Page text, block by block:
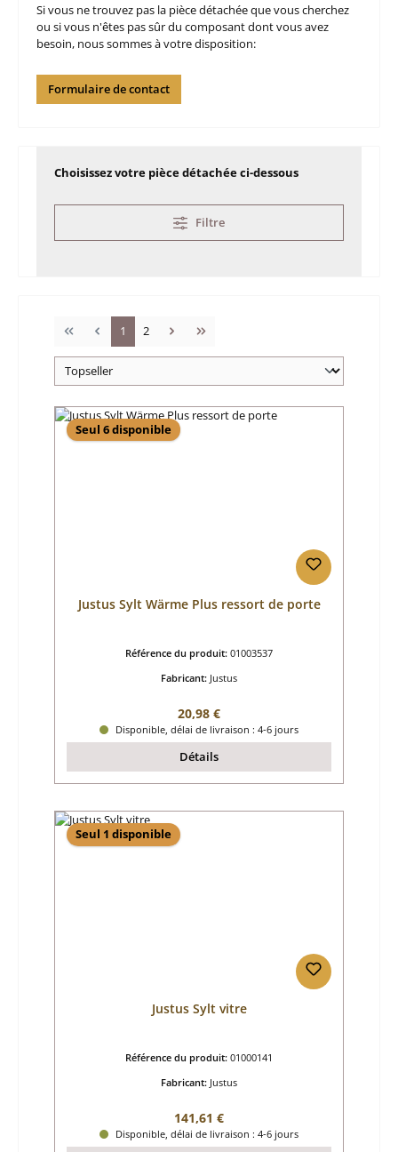
Si vous ne trouvez pas la pièce détachée que vous cherchez
ou si vous n'êtes pas sûr du composant dont vous avez
besoin, nous sommes à votre disposition:
Formulaire de contact
Choisissez votre pièce détachée ci-dessous
Filtre
Page
1 Page
2
Seul 6 disponible
Justus Sylt Wärme Plus ressort de porte
Référence du produit: 01003537
Fabricant: Justus
Prix régulier :
20,98 €
Disponible, délai de livraison : 4-6 jours
Détails
Seul 1 disponible
Justus Sylt vitre
Référence du produit: 01000141
Fabricant: Justus
Prix régulier :
141,61 €
Disponible, délai de livraison : 4-6 jours